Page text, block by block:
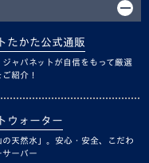
たかた公式通販
ャパネットが自信をもって厳選
紹介！
ウォーター
の天然水」。安心・安全、こだわ
サーバー